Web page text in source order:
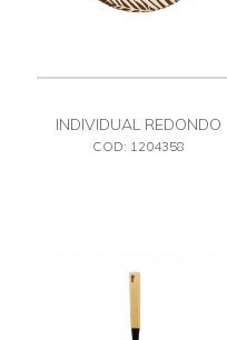
INDIVIDUAL REDONDO
ESTAMPADO
COD: 1204358